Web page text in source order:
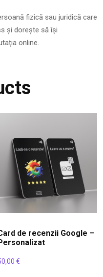
fizică sau juridică care
și dorește să își
online.
de recenzii Google –
€